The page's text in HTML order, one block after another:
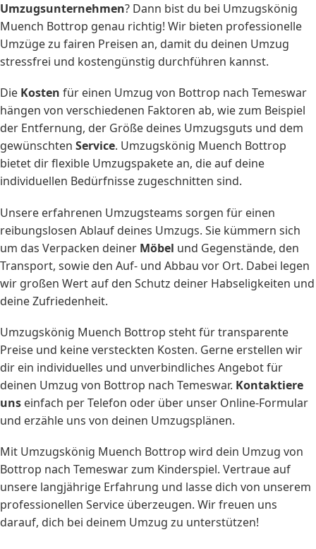
Umzugsunternehmen? Dann bist du bei Umzugskönig
Muench Bottrop genau richtig! Wir bieten professionelle
Umzüge zu fairen Preisen an, damit du deinen Umzug
stressfrei und kostengünstig durchführen kannst.
Die Kosten für einen Umzug von Bottrop nach Temeswar
hängen von verschiedenen Faktoren ab, wie zum Beispiel
der Entfernung, der Größe deines Umzugsguts und dem
gewünschten Service. Umzugskönig Muench Bottrop
bietet dir flexible Umzugspakete an, die auf deine
individuellen Bedürfnisse zugeschnitten sind.
Unsere erfahrenen Umzugsteams sorgen für einen
reibungslosen Ablauf deines Umzugs. Sie kümmern sich
um das Verpacken deiner Möbel und Gegenstände, den
Transport, sowie den Auf- und Abbau vor Ort. Dabei legen
wir großen Wert auf den Schutz deiner Habseligkeiten und
deine Zufriedenheit.
Umzugskönig Muench Bottrop steht für transparente
Preise und keine versteckten Kosten. Gerne erstellen wir
dir ein individuelles und unverbindliches Angebot für
deinen Umzug von Bottrop nach Temeswar. Kontaktiere
uns einfach per Telefon oder über unser Online-Formular
und erzähle uns von deinen Umzugsplänen.
Mit Umzugskönig Muench Bottrop wird dein Umzug von
Bottrop nach Temeswar zum Kinderspiel. Vertraue auf
unsere langjährige Erfahrung und lasse dich von unserem
professionellen Service überzeugen. Wir freuen uns
darauf, dich bei deinem Umzug zu unterstützen!